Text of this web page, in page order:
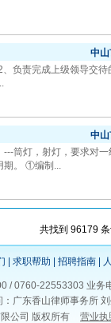
中
负责完成上级领导交
中
---筒灯，射灯，要求对
期。 ①编制...
共找到 96179
求职帮助 招聘指南
/ 0760-22553303 业
：广东香山律师事务所
公司 版权所有
营业执